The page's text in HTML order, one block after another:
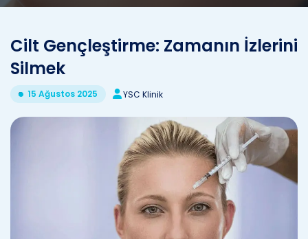
Cilt Gençleştirme: Zamanın İzlerini
Silmek
15 Ağustos 2025 YSC Klinik